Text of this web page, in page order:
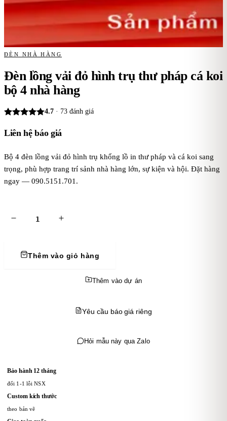
ĐÈN NHÀ HÀNG
Đèn lồng vải đỏ hình trụ thư pháp cá koi
bộ 4 nhà hàng
4.7 · 73 đánh giá
Liên hệ báo giá
Bộ 4 đèn lồng vải đỏ hình trụ khổng lồ in thư pháp và cá koi sang
trọng, phù hợp trang trí sảnh nhà hàng lớn, sự kiện và hội. Đặt hàng
ngay — 090.5151.701.
Thêm vào giỏ hàng
Thêm vào dự án
Yêu cầu báo giá riêng
Hỏi mẫu này qua Zalo
Bảo hành 12 tháng
đổi 1-1 lỗi NSX
Custom kích thước
theo bản vẽ